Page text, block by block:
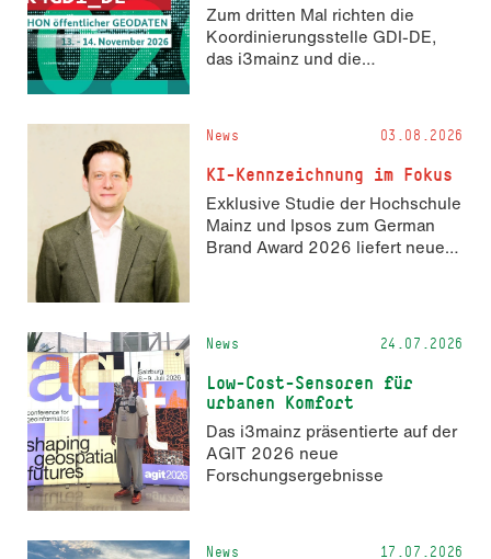
Zum dritten Mal richten die
Koordinierungsstelle GDI-DE,
das i3mainz und die
und 14. November 2026 den
Hackathon hack4GDI_DE an der
Hochschule Mainz aus. Die
Anmeldung ist geöffnet und bis
zum 2. Oktober 2026 möglich.
News 03.08.2026
KI-Kennzeichnung im Fokus
Exklusive Studie der Hochschule
Mainz und Ipsos zum German
Brand Award 2026 liefert neue
News 24.07.2026
Low-Cost-Sensoren für
urbanen Komfort
Das i3mainz präsentierte auf der
AGIT 2026 neue
Forschungsergebnisse
News 17.07.2026